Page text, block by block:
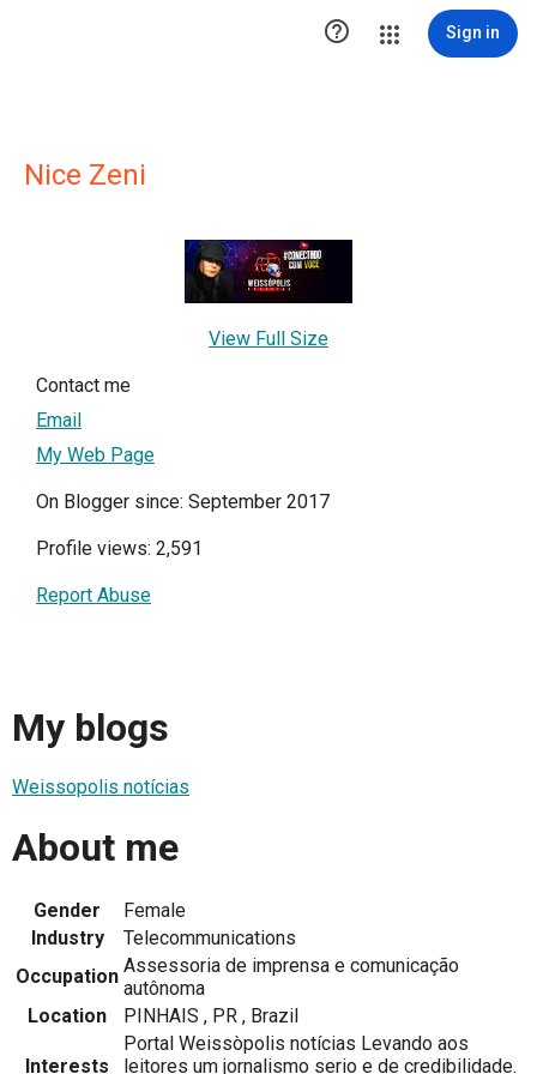
 Sign in
Nice Zeni
View Full Size
Contact me
Email
My Web Page
On Blogger since: September 2017
Profile views: 2,591
Report Abuse
My blogs
Weissopolis notícias
About me
Gender
Female
Industry
Telecommunications
Occupation Assessoria de imprensa e comunicação
autônoma
Location
PINHAIS , PR , Brazil
Interests
Portal Weissòpolis notícias Levando aos
leitores um jornalismo serio e de credibilidade.